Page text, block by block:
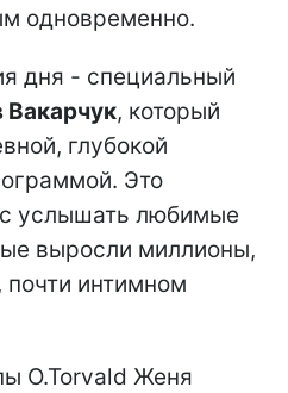
одновременно.
дня - специальный
Вакарчук, который
глубокой
Это
услышать любимые
выросли миллионы,
почти интимном
O.Torvald Женя